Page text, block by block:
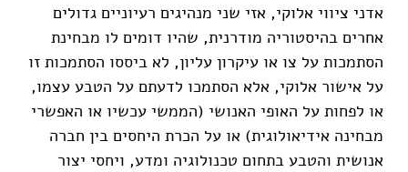
אדני ציווי אלוקי, אזי שני מנהיגים רעיוניים גדולים
אחרים בהיסטוריה מודרנית, שהיו דומים לו מבחינת
הסתמכות על צו או עיקרון עליון, לא ביססו הסתמכות זו
על אישור אלוקי, אלא הסתמכו לדעתם על הטבע עצמו,
או לפחות על האופי האנושי (הממשי עכשיו או האפשרי
מבחינה אידיאולוגית) או על הכרת היחסים בין חברה
אנושית והטבע בתחום טכנולוגיה ומדע, ויחסי יצור